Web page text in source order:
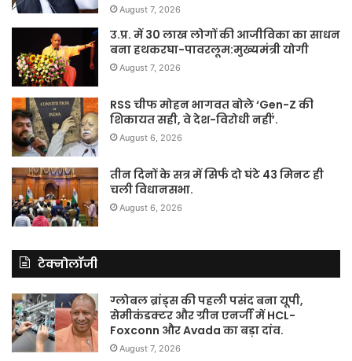
August 7, 2026
उ.प्र. में 30 लाख लोगों की आजीविका का साधन
बना हथकरघा-पावरलूम:मुख्यमंत्री योगी
August 7, 2026
RSS चीफ मोहन भागवत बोले ‘Gen-Z की
शिकायत सही, वे देश-विरोधी नहीं’.
August 6, 2026
तीन दिनों के सत्र में सिर्फ दो घंटे 43 मिनट ही
चली विधानसभा.
August 6, 2026
टेक्नोलॉजी
ग्लोबल ब्रांड्स की पहली पसंद बना यूपी,
सेमीकंडक्टर और ग्रीन एनर्जी में HCL-
Foxconn और Avada का बड़ा दांव.
August 7, 2026